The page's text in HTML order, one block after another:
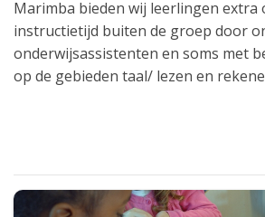
Marimba bieden wij leerlingen extra
instructietijd buiten de groep door
onderwijsassistenten en soms met
op de gebieden taal/ lezen en